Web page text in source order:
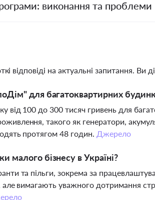
виконання та проблеми
відповіді на актуальні запитання. Ви
для багатоквартирних
від 100 до 300 тисяч гривень для
такого як генератори,
протягом 48 годин. Джерело
бізнесу в Україні?
та пільги, зокрема за
вимагають уважного дотримання